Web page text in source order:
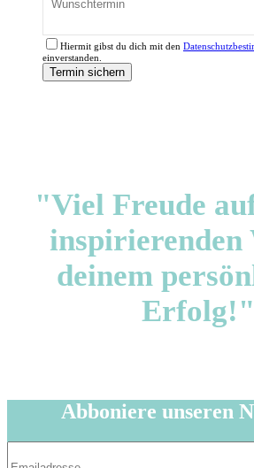
Hiermit gibst du dich mit den
einverstanden.
"Viel Freude
inspirierenden
deinem
Erfolg!"
Abboniere unseren